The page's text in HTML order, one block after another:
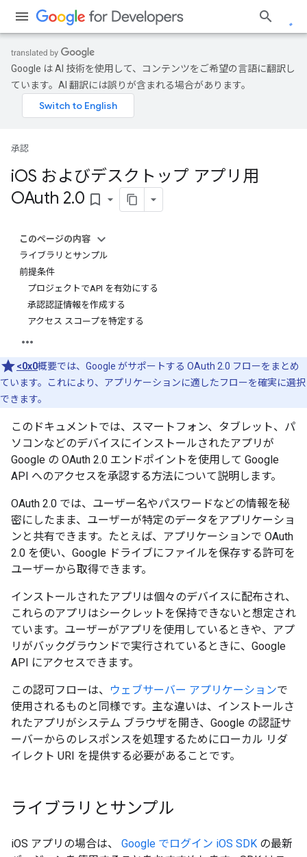
Google は AI 技術を使用して、コンテンツをご希望の言語に翻訳し
ています。AI 翻訳には誤りが含まれる場合があります。
承認
iOS およびデスクトップ アプリ用
OAuth 2.0 bookmark_border
このページの内容
ライブラリとサンプル
前提条件
プロジェクトでAPI を有効にする
承認認証情報を作成する
アクセス スコープを特定する
<0x0概要では、Google がサポートする OAuth 2.0 フローをまとめ
ています。これにより、アプリケーションに適したフローを確実に選択
できます。
このドキュメントでは、スマートフォン、タブレット、パ
ソコンなどのデバイスにインストールされたアプリが
Google の OAuth 2.0 エンドポイントを使用して Google
API へのアクセスを承認する方法について説明します。
OAuth 2.0 では、ユーザー名やパスワードなどの情報を秘
密にしたまま、ユーザーが特定のデータをアプリケーショ
ンと共有できます。たとえば、アプリケーションで OAuth
2.0 を使い、Google ドライブにファイルを保存する許可を
ユーザーから取得できます。
インストールされたアプリは個々のデバイスに配布され、
これらのアプリはシークレットを保持できないと想定され
ています。ユーザーがアプリを使用しているときや、アプ
リがバックグラウンドで実行されているときに、Google
API にアクセスできます。
この認可フローは、 ウェブサーバー アプリケーションで
使用されるものと同様です。主な違いは、インストールさ
れたアプリがシステム ブラウザを開き、Google の認証サ
ーバーからのレスポンスを処理するためにローカル リダ
イレクト URI を提供する必要があることです。
ライブラリとサンプル
iOS アプリの場合は、 Google でログイン iOS SDK の最新